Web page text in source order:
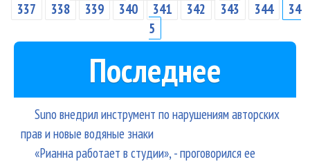
Страницы
337
338 339 340 341 342 343 344
34
5
Последнее
Suno внедрил инструмент по нарушениям авторских
прав и новые водяные знаки
«Рианна работает в студии», - проговорился ее